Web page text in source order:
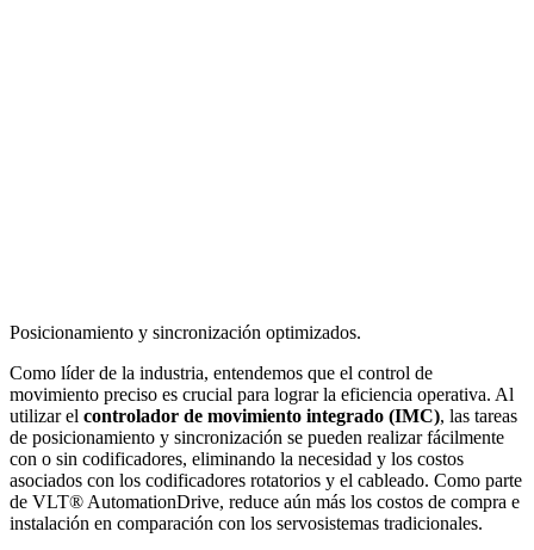
Posicionamiento y sincronización optimizados.
Como líder de la industria, entendemos que el control de
movimiento preciso es crucial para lograr la eficiencia operativa. Al
utilizar el controlador de movimiento integrado (IMC), las tareas
de posicionamiento y sincronización se pueden realizar fácilmente
con o sin codificadores, eliminando la necesidad y los costos
asociados con los codificadores rotatorios y el cableado. Como parte
de VLT® AutomationDrive, reduce aún más los costos de compra e
instalación en comparación con los servosistemas tradicionales.